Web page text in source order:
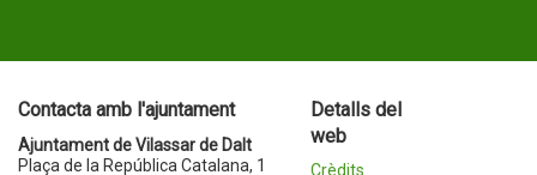
Contacta amb l'ajuntament
Ajuntament de Vilassar de Dalt
Plaça de la República Catalana, 1
Detalls del
web
Crèdits